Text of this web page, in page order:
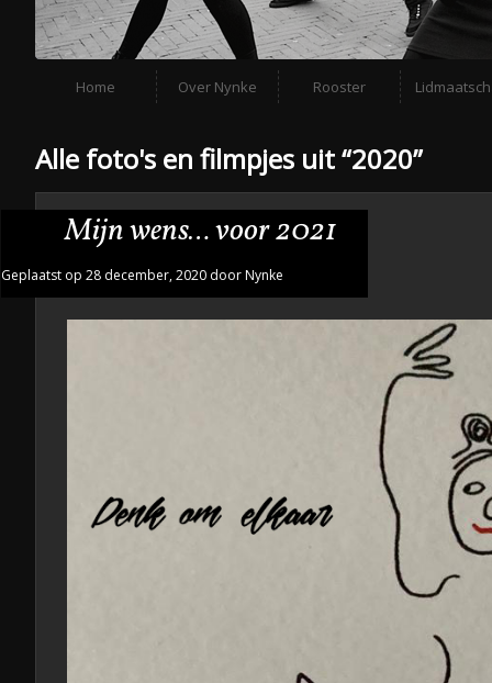
Home Over Nynke Rooster
Alle foto's en filmpjes uit “2020”
Mijn wens… voor 2021
Geplaatst op 28 december, 2020 door Nynke